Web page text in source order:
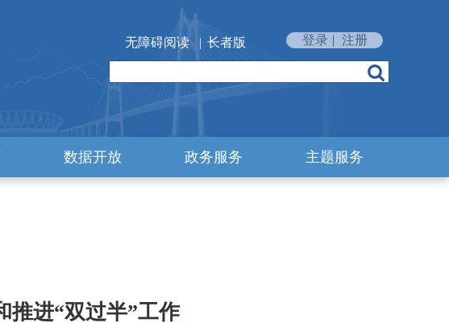
无障碍阅读 | 长者版 登录 | 注册
数据开放 政务服务 主题服务
推进“双过半”工作